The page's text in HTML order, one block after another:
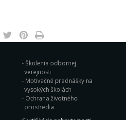
Školenia odbornej
verejnosti
Motivačné prednášky na
vysokých školách
Ochrana životného
prostredia